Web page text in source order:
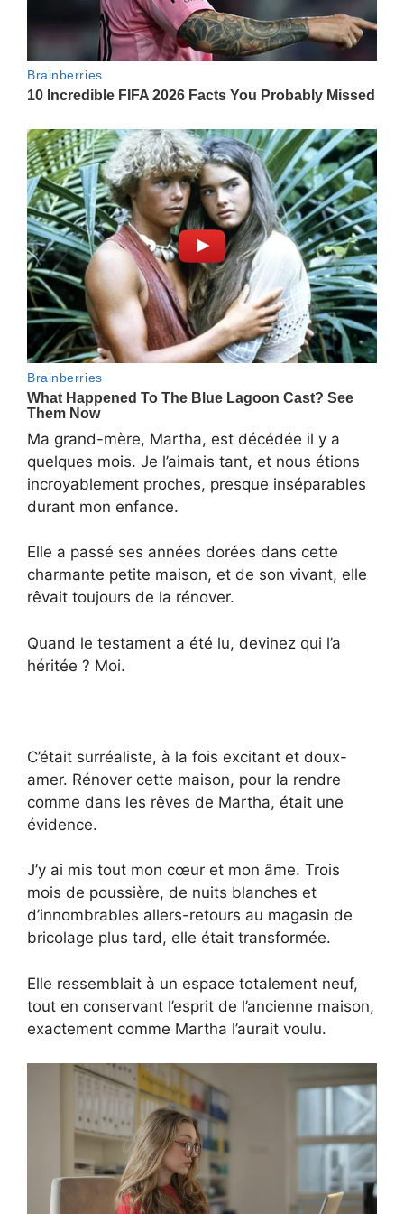
Ma grand-mère, Martha, est décédée il y a
quelques mois. Je l’aimais tant, et nous étions
incroyablement proches, presque inséparables
durant mon enfance.
Elle a passé ses années dorées dans cette
charmante petite maison, et de son vivant, elle
rêvait toujours de la rénover.
Quand le testament a été lu, devinez qui l’a
héritée ? Moi.
C’était surréaliste, à la fois excitant et doux-
amer. Rénover cette maison, pour la rendre
comme dans les rêves de Martha, était une
évidence.
J’y ai mis tout mon cœur et mon âme. Trois
mois de poussière, de nuits blanches et
d’innombrables allers-retours au magasin de
bricolage plus tard, elle était transformée.
Elle ressemblait à un espace totalement neuf,
tout en conservant l’esprit de l’ancienne maison,
exactement comme Martha l’aurait voulu.